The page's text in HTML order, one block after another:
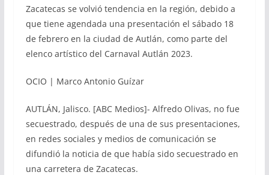
Zacatecas se volvió tendencia en la región, debido a
que tiene agendada una presentación el sábado 18
de febrero en la ciudad de Autlán, como parte del
elenco artístico del Carnaval Autlán 2023.
OCIO | Marco Antonio Guízar
AUTLÁN, Jalisco. [ABC Medios]- Alfredo Olivas, no fue
secuestrado, después de una de sus presentaciones,
en redes sociales y medios de comunicación se
difundió la noticia de que había sido secuestrado en
una carretera de Zacatecas.